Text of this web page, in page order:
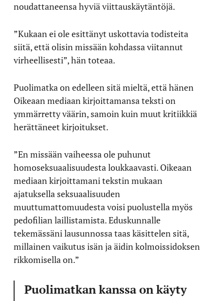
noudattaneensa hyviä viittauskäytäntöjä.
”Kukaan ei ole esittänyt uskottavia todisteita
siitä, että olisin missään kohdassa viitannut
virheellisesti”, hän toteaa.
Puolimatka on edelleen sitä mieltä, että hänen
Oikeaan mediaan kirjoittamansa teksti on
ymmärretty väärin, samoin kuin muut kritiikkiä
herättäneet kirjoitukset.
”En missään vaiheessa ole puhunut
homoseksuaalisuudesta loukkaavasti. Oikeaan
mediaan kirjoittamani tekstin mukaan
ajatuksella seksuaalisuuden
muuttumattomuudesta voisi puolustella myös
pedofilian laillistamista. Eduskunnalle
tekemässäni lausunnossa taas käsittelen sitä,
millainen vaikutus isän ja äidin kolmoissidoksen
rikkomisella on.”
Puolimatkan kanssa on käyty